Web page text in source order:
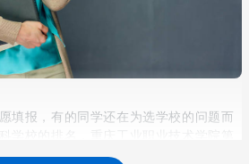
填报，有的同学还在为选学校的问题而
第二，重庆工程职业技术学院排名第